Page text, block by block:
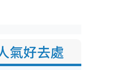
氣好去處